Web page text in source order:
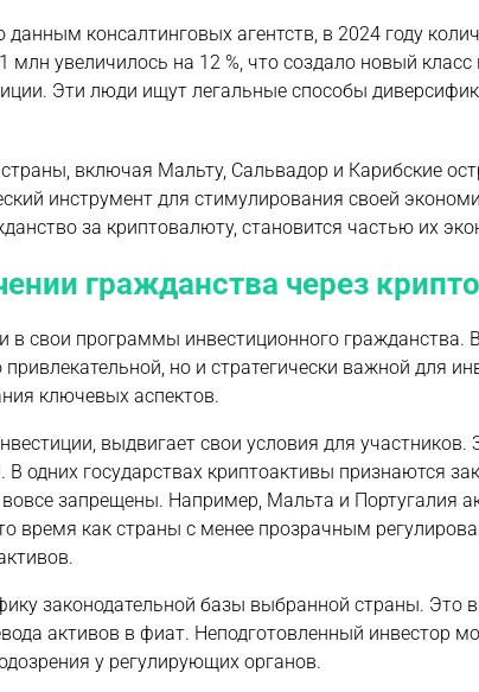
консалтинговых агентств, в 2024 году
увеличилось на 12 %, что создало новый класс
Эти люди ищут легальные способы
включая Мальту, Сальвадор и Карибские
инструмент для стимулирования своей
за криптовалюту, становится частью их
гражданства через
в свои программы инвестиционного гражданства.
но и стратегически важной для
ключевых аспектов.
выдвигает свои условия для участников.
одних государствах криптоактивы признаются
запрещены. Например, Мальта и Португалия
время как страны с менее прозрачным
законодательной базы выбранной страны. Это
активов в фиат. Неподготовленный инвестор
у регулирующих органов.